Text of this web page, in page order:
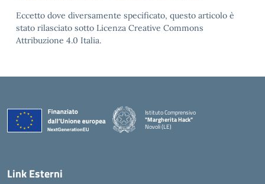
Eccetto dove diversamente specificato, questo articolo è
stato rilasciato sotto Licenza Creative Commons
Attribuzione 4.0 Italia.
Istituto Comprensivo
"Margherita Hack"
Novoli (LE)
Link Esterni